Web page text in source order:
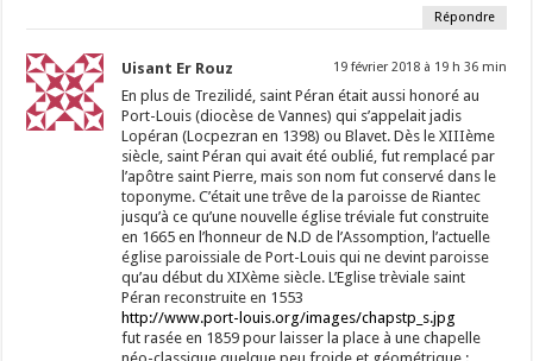
Répondre
Uisant Er Rouz 19 février 2018 à 19 h 36 min
En plus de Trezilidé, saint Péran était aussi honoré au
Port-Louis (diocèse de Vannes) qui s’appelait jadis
Lopéran (Locpezran en 1398) ou Blavet. Dès le XIIIème
siècle, saint Péran qui avait été oublié, fut remplacé par
l’apôtre saint Pierre, mais son nom fut conservé dans le
toponyme. C’était une trêve de la paroisse de Riantec
jusqu’à ce qu’une nouvelle église tréviale fut construite
en 1665 en l’honneur de N.D de l’Assomption, l’actuelle
église paroissiale de Port-Louis qui ne devint paroisse
qu’au début du XIXème siècle. L’Eglise trèviale saint
Péran reconstruite en 1553
http://www.port-louis.org/images/chapstp_s.jpg
fut rasée en 1859 pour laisser la place à une chapelle